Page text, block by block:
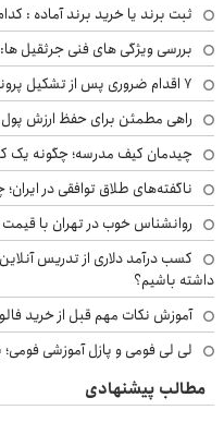
ثبت برند یا خرید برند آماده :
بررسی ویژگی های فنی جرثقیل ها:
۷ اقدام ضروری پس از تشکیل پرونده مواد مخدر؛ راهنمای خانواده‌ها
راهی مطمئن برای حفظ ارزش
چیدمان کیف مدرسه؛ چگونه یک
ناگفته‌های طلاق توافقی در
روانشناس خوب در تهران با
کسب درآمد دلاری از تدریس
داشته باشیم؟
آموزش نکات مهم قبل از خرید
لی لی فومی و پازل آموزشی
مطالب پیشنهادی